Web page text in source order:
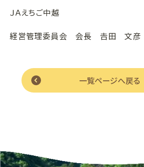
ＪＡえちご中越
経営管理委員会 会長 𠮷田 文彦
一覧ページへ戻る